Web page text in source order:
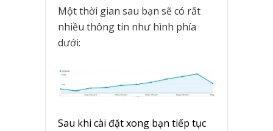
Một thời gian sau bạn sẽ có rất
nhiều thông tin như hình phía
dưới:
Sau khi cài đặt xong bạn tiếp tục